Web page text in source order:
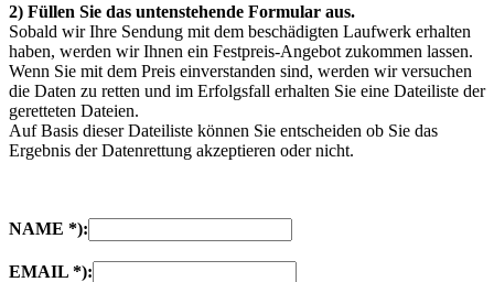
2) Füllen Sie das untenstehende Formular aus.
Sobald wir Ihre Sendung mit dem beschädigten Laufwerk erhalten
haben, werden wir Ihnen ein Festpreis-Angebot zukommen lassen.
Wenn Sie mit dem Preis einverstanden sind, werden wir versuchen
die Daten zu retten und im Erfolgsfall erhalten Sie eine Dateiliste der
geretteten Dateien.
Auf Basis dieser Dateiliste können Sie entscheiden ob Sie das
Ergebnis der Datenrettung akzeptieren oder nicht.
NAME *):
EMAIL *):